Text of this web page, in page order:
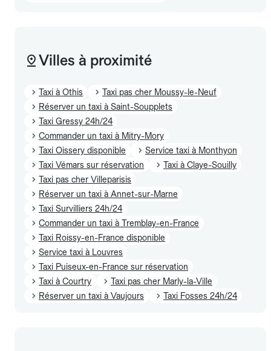
Villes à proximité
Taxi à Othis
Taxi pas cher Moussy-le-Neuf
Réserver un taxi à Saint-Soupplets
Taxi Gressy 24h/24
Commander un taxi à Mitry-Mory
Taxi Oissery disponible
Service taxi à Monthyon
Taxi Vémars sur réservation
Taxi à Claye-Souilly
Taxi pas cher Villeparisis
Réserver un taxi à Annet-sur-Marne
Taxi Survilliers 24h/24
Commander un taxi à Tremblay-en-France
Taxi Roissy-en-France disponible
Service taxi à Louvres
Taxi Puiseux-en-France sur réservation
Taxi à Courtry
Taxi pas cher Marly-la-Ville
Réserver un taxi à Vaujours
Taxi Fosses 24h/24